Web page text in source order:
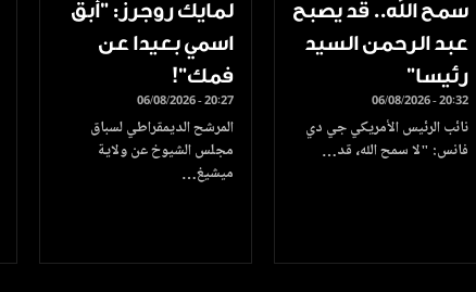
سمح الله.. قد يصبح
عبد الرحمن السيد
رئيسا”
06/08/2026 - 20:32
نائب الرئيس الأمريكي جي دي
فانس: "لا سمح الله، قد…
لمايك روجرز: "أبق
اسمي بعيدا عن
فمك"!
06/08/2026 - 20:27
المرشح الديمقراطي لسباق
مجلس الشيوخ عن ولاية
ميشيغ…